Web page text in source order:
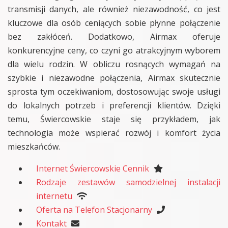
transmisji danych, ale również niezawodność, co jest
kluczowe dla osób ceniących sobie płynne połączenie
bez zakłóceń. Dodatkowo, Airmax oferuje
konkurencyjne ceny, co czyni go atrakcyjnym wyborem
dla wielu rodzin. W obliczu rosnących wymagań na
szybkie i niezawodne połączenia, Airmax skutecznie
sprosta tym oczekiwaniom, dostosowując swoje usługi
do lokalnych potrzeb i preferencji klientów. Dzięki
temu, Świercowskie staje się przykładem, jak
technologia może wspierać rozwój i komfort życia
mieszkańców.
Internet Świercowskie Cennik
Rodzaje zestawów samodzielnej instalacji
internetu
Oferta na Telefon Stacjonarny
Kontakt